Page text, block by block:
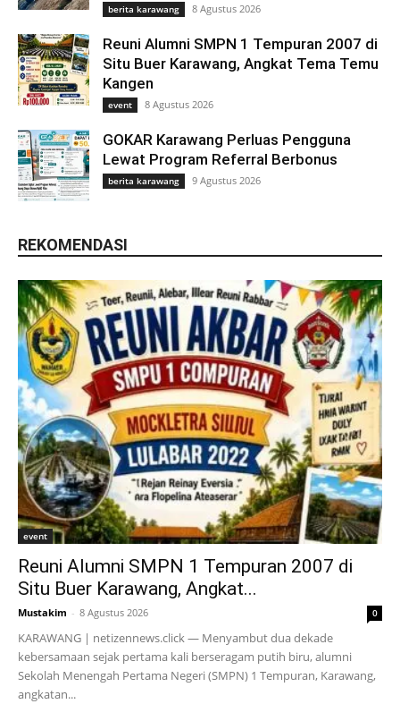
berita karawang 8 Agustus 2026
Reuni Alumni SMPN 1 Tempuran 2007 di
Situ Buer Karawang, Angkat Tema Temu
Kangen
event 8 Agustus 2026
GOKAR Karawang Perluas Pengguna
Lewat Program Referral Berbonus
berita karawang 9 Agustus 2026
REKOMENDASI
event
Reuni Alumni SMPN 1 Tempuran 2007 di
Situ Buer Karawang, Angkat...
Mustakim - 8 Agustus 2026 0
KARAWANG | netizennews.click — Menyambut dua dekade
kebersamaan sejak pertama kali berseragam putih biru, alumni
Sekolah Menengah Pertama Negeri (SMPN) 1 Tempuran, Karawang,
angkatan...